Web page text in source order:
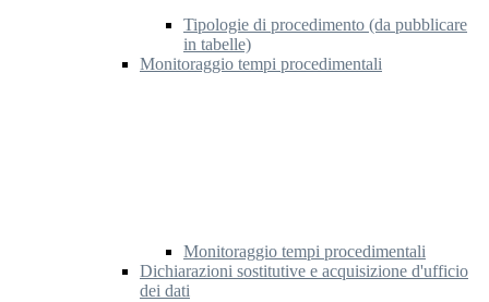
Tipologie di procedimento (da pubblicare
in tabelle)
Monitoraggio tempi procedimentali
Monitoraggio tempi procedimentali
Dichiarazioni sostitutive e acquisizione d'ufficio
dei dati